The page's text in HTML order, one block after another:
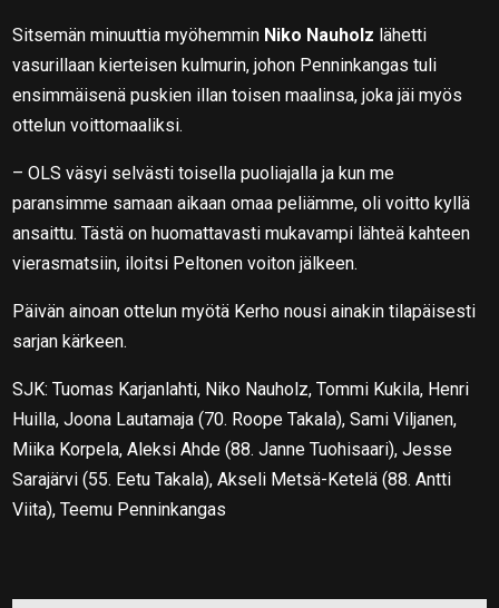
Sitsemän minuuttia myöhemmin Niko Nauholz lähetti
vasurillaan kierteisen kulmurin, johon Penninkangas tuli
ensimmäisenä puskien illan toisen maalinsa, joka jäi myös
ottelun voittomaaliksi.
– OLS väsyi selvästi toisella puoliajalla ja kun me
paransimme samaan aikaan omaa peliämme, oli voitto kyllä
ansaittu. Tästä on huomattavasti mukavampi lähteä kahteen
vierasmatsiin, iloitsi Peltonen voiton jälkeen.
Päivän ainoan ottelun myötä Kerho nousi ainakin tilapäisesti
sarjan kärkeen.
SJK: Tuomas Karjanlahti, Niko Nauholz, Tommi Kukila, Henri
Huilla, Joona Lautamaja (70. Roope Takala), Sami Viljanen,
Miika Korpela, Aleksi Ahde (88. Janne Tuohisaari), Jesse
Sarajärvi (55. Eetu Takala), Akseli Metsä-Ketelä (88. Antti
Viita), Teemu Penninkangas